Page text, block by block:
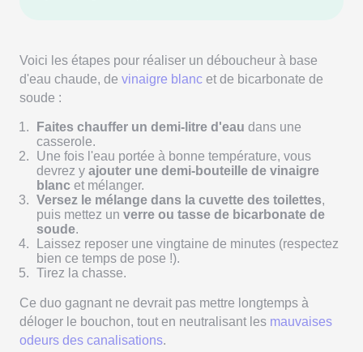
Voici les étapes pour réaliser un déboucheur à base
d'eau chaude, de vinaigre blanc et de bicarbonate de
soude :
Faites chauffer un demi-litre d'eau dans une
casserole.
Une fois l'eau portée à bonne température, vous
devrez y ajouter une demi-bouteille de vinaigre
blanc et mélanger.
Versez le mélange dans la cuvette des toilettes,
puis mettez un verre ou tasse de bicarbonate de
soude.
Laissez reposer une vingtaine de minutes (respectez
bien ce temps de pose !).
Tirez la chasse.
Ce duo gagnant ne devrait pas mettre longtemps à
déloger le bouchon, tout en neutralisant les mauvaises
odeurs des canalisations.